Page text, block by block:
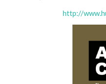
http://